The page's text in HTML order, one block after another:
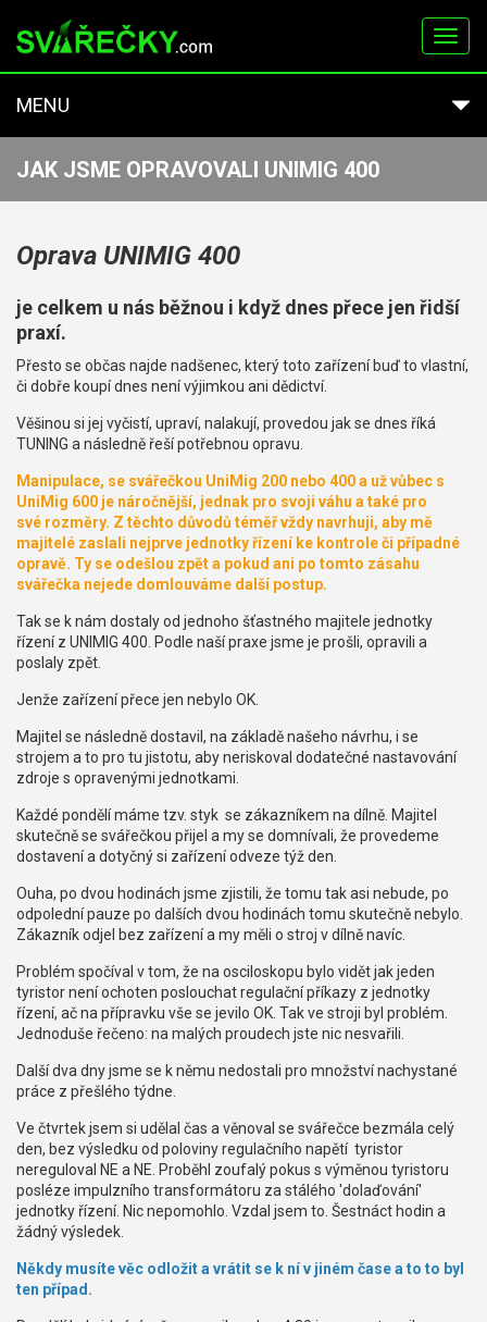
MENU
JAK JSME OPRAVOVALI UNIMIG 400
Oprava UNIMIG 400
je celkem u nás běžnou i když dnes přece jen řidší
praxí.
Přesto se občas najde nadšenec, který toto zařízení buď to vlastní,
či dobře koupí dnes není výjimkou ani dědictví.
Věšinou si jej vyčistí, upraví, nalakují, provedou jak se dnes říká
TUNING a následně řeší potřebnou opravu.
Manipulace, se svářečkou UniMig 200 nebo 400 a už vůbec s
UniMig 600 je náročnější, jednak pro svoji váhu a také pro
své rozměry. Z těchto důvodů téměř vždy navrhuji, aby mě
majitelé zaslali nejprve jednotky řízení ke kontrole či případné
opravě. Ty se odešlou zpět a pokud ani po tomto zásahu
svářečka nejede domlouváme další postup.
Tak se k nám dostaly od jednoho šťastného majitele jednotky
řízení z UNIMIG 400. Podle naší praxe jsme je prošli, opravili a
poslaly zpět.
Jenže zařízení přece jen nebylo OK.
Majitel se následně dostavil, na základě našeho návrhu, i se
strojem a to pro tu jistotu, aby neriskoval dodatečné nastavování
zdroje s opravenými jednotkami.
Každé pondělí máme tzv. styk se zákazníkem na dílně. Majitel
skutečně se svářečkou přijel a my se domnívali, že provedeme
dostavení a dotyčný si zařízení odveze týž den.
Ouha, po dvou hodinách jsme zjistili, že tomu tak asi nebude, po
odpolední pauze po dalších dvou hodinách tomu skutečně nebylo.
Zákazník odjel bez zařízení a my měli o stroj v dílně navíc.
Problém spočíval v tom, že na osciloskopu bylo vidět jak jeden
tyristor není ochoten poslouchat regulační příkazy z jednotky
řízení, ač na přípravku vše se jevilo OK. Tak ve stroji byl problém.
Jednoduše řečeno: na malých proudech jste nic nesvařili.
Další dva dny jsme se k němu nedostali pro množství nachystané
práce z přešlého týdne.
Ve čtvrtek jsem si udělal čas a věnoval se svářečce bezmála celý
den, bez výsledku od poloviny regulačního napětí tyristor
nereguloval NE a NE. Proběhl zoufalý pokus s výměnou tyristoru
posléze impulzního transformátoru za stálého 'dolaďování'
jednotky řízení. Nic nepomohlo. Vzdal jsem to. Šestnáct hodin a
žádný výsledek.
Někdy musíte věc odložit a vrátit se k ní v jiném čase a to to byl
ten případ.